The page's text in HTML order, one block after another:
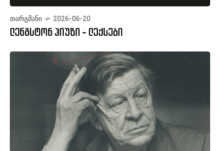
ᲗᲐᲠᲒᲛᲐᲜᲘ 2026-06-20
ლენგსტონ ჰიუზი - ლექსები